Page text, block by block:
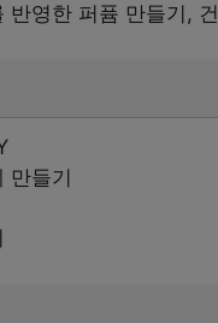
영한 퍼퓸 만들기,
만들기